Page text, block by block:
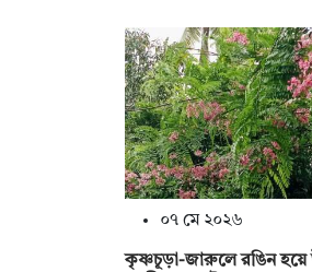
০৭ মে ২০২৬
কৃষ্ণচূড়া-জারুলে রঙিন হয়ে